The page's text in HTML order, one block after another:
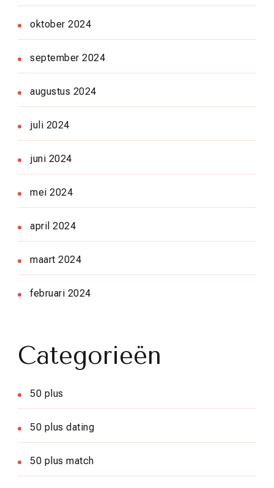
oktober 2024
september 2024
augustus 2024
juli 2024
juni 2024
mei 2024
april 2024
maart 2024
februari 2024
Categorieën
50 plus
50 plus dating
50 plus match